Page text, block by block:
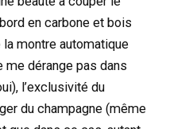
en carbone et bois
montre automatique
me dérange pas dans
l’exclusivité du
du champagne (même